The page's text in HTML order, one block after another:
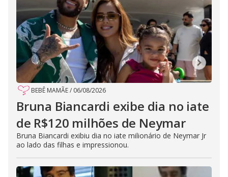
BEBÊ MAMÃE/ 06/08/2026
Bruna Biancardi exibe dia no iate
de R$120 milhões de Neymar
Bruna Biancardi exibiu dia no iate milionário de Neymar Jr
ao lado das filhas e impressionou.